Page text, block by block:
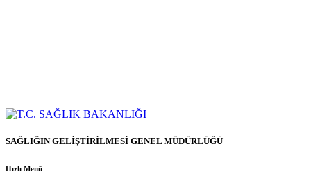
SAĞLIĞIN GELİŞTİRİLMESİ GENEL MÜDÜRLÜĞÜ
Hızlı Menü